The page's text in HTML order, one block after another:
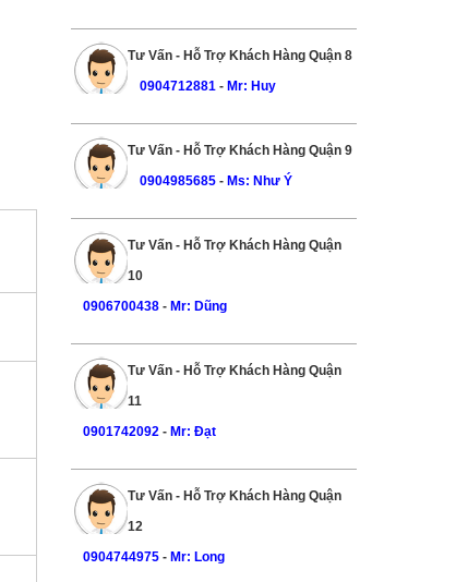
Tư Vấn - Hỗ Trợ Khách Hàng Quận 8
0904712881 - Mr: Huy
Tư Vấn - Hỗ Trợ Khách Hàng Quận 9
0904985685 - Ms: Như Ý
Tư Vấn - Hỗ Trợ Khách Hàng Quận
10
0906700438- Mr: Dũng
Tư Vấn - Hỗ Trợ Khách Hàng Quận
11
0901742092 - Mr: Đạt
Tư Vấn - Hỗ Trợ Khách Hàng Quận
12
0904744975- Mr: Long